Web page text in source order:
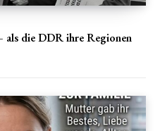
als die DDR ihre Regionen